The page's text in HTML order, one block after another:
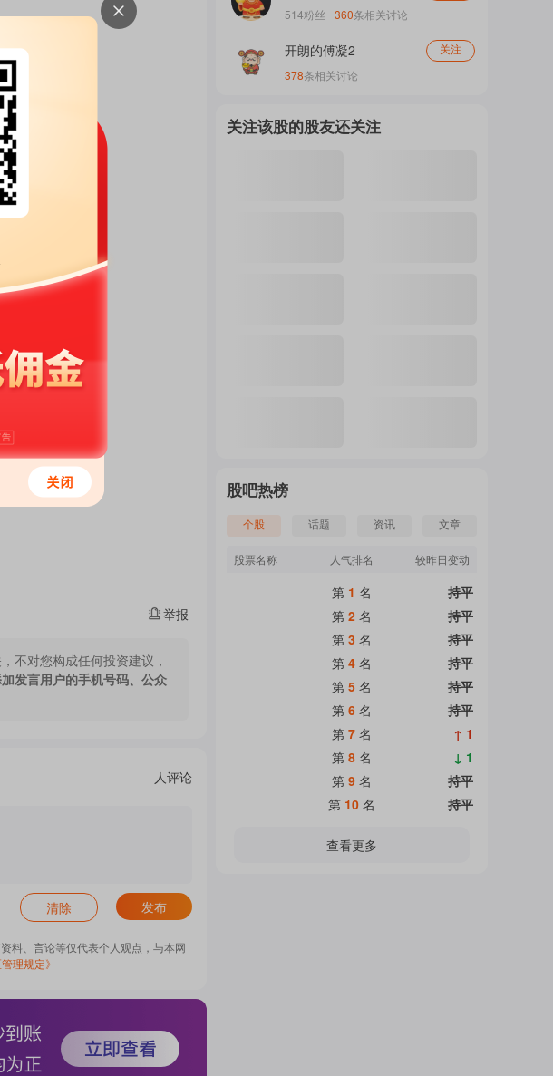
举报
不对您构成任何投资建议，
发言用户的手机号码、公众
人评论
清除 发布
料、言论等仅代表个人观点，与本网
理规定》
514粉丝 360条相关讨论
开朗的傅凝2 关注
378条相关讨论
关注该股的股友还关注
股吧热榜
个股 话题 资讯 文章
股票名称 人气排名 较昨日变动
第 1 名
持平
第 2 名
持平
第 3 名
持平
第 4 名
持平
第 5 名
持平
第 6 名
持平
第 7 名
↑ 1
第 8 名
↓ 1
第 9 名
持平
第 10 名 持平
查看更多